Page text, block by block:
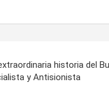
historia del
y Antisionista